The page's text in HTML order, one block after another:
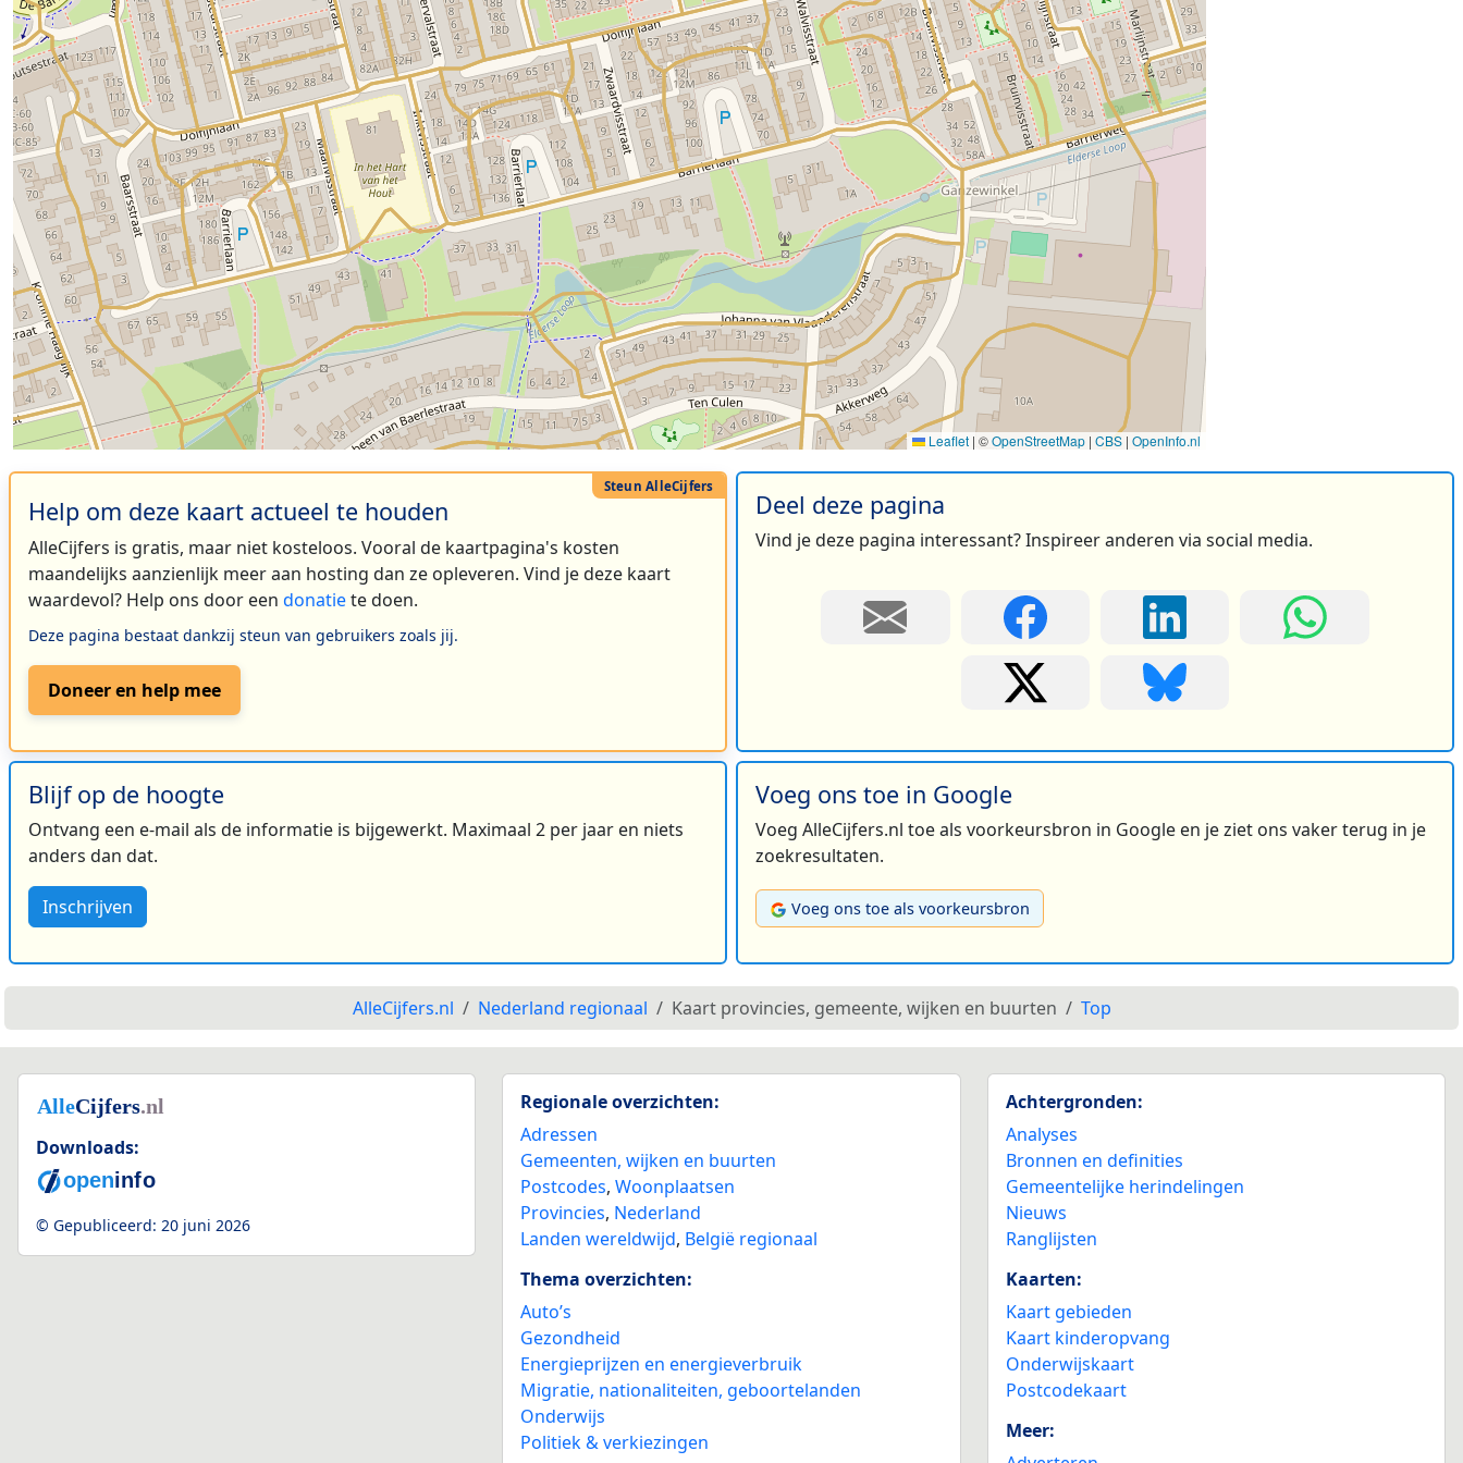
Leaflet | ©OpenStreetMap | CBS | OpenInfo.nl
Help om deze kaart actueel te houden
AlleCijfers is gratis, maar niet kosteloos. Vooral de kaartpagina's kosten
maandelijks aanzienlijk meer aan hosting dan ze opleveren. Vind je deze kaart
waardevol? Help ons door een donatiete doen.
Deze pagina bestaat dankzij steun van gebruikers zoals jij.
Doneer en help mee
Deel deze pagina
Vind je deze pagina interessant? Inspireer anderen via social media.
Blijf op de hoogte
Ontvang een e-mail als de informatie is bijgewerkt. Maximaal 2 per jaar en niets
anders dan dat.
Inschrijven
Voeg ons toe in Google
Voeg AlleCijfers.nl toe als voorkeursbron in Google en je ziet ons vaker terug in je
zoekresultaten.
Voeg ons toe als voorkeursbron
AlleCijfers.nl Nederland regionaal Kaart provincies, gemeente, wijken en buurten Top
Downloads:
© Gepubliceerd: 20 juni 2026
Regionale overzichten:
Adressen
Gemeenten, wijken en buurten
Postcodes,Woonplaatsen
Provincies, Nederland
Landen wereldwijd, België regionaal
Thema overzichten:
Auto’s
Gezondheid
Energieprijzen en energieverbruik
Migratie, nationaliteiten, geboortelanden
Onderwijs
Politiek & verkiezingen
Achtergronden:
Analyses
Bronnen en definities
Gemeentelijke herindelingen
Nieuws
Ranglijsten
Kaarten:
Kaart gebieden
Kaart kinderopvang
Onderwijskaart
Postcodekaart
Meer: